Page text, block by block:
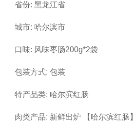
省份: 黑龙江省
城市: 哈尔滨市
口味: 风味枣肠200g*2袋
包装方式: 包装
特产品类: 哈尔滨红肠
肉类产品: 新鲜出炉 【哈尔滨红肠】